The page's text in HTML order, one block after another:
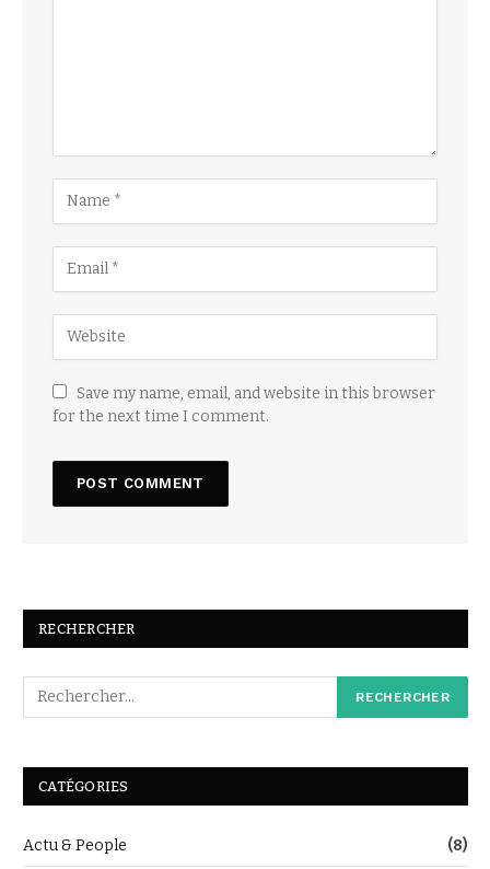
Save my name, email, and website in this browser
for the next time I comment.
RECHERCHER
CATÉGORIES
Actu & People (8)